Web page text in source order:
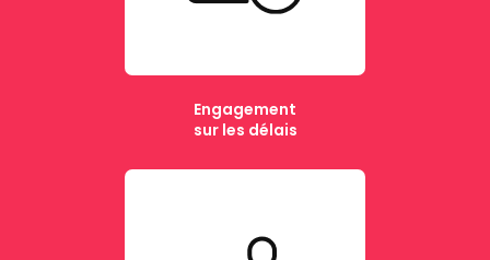
Engagement
sur les délais